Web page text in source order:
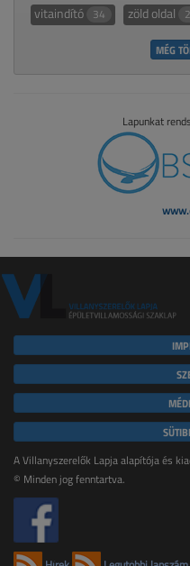
vitaindító 34 zöld oldal
MÉG
Lapunkat
A Villanyszerelők Lapja alapítója és
© Minden jog fenntartva.